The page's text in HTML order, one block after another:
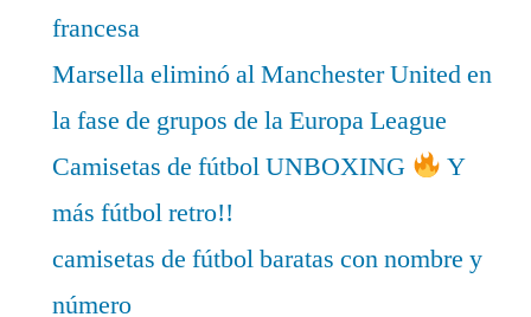
francesa
Marsella eliminó al Manchester United en
la fase de grupos de la Europa League
Camisetas de fútbol UNBOXING
Y
más fútbol retro!!
camisetas de fútbol baratas con nombre y
número